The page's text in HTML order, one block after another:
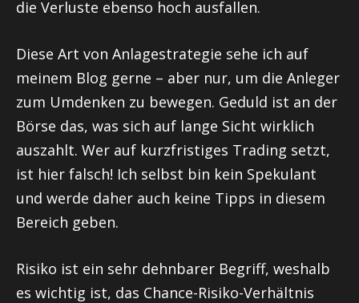
die Verluste ebenso hoch ausfallen.
Diese Art von Anlagestrategie sehe ich auf
meinem Blog gerne – aber nur, um die Anleger
zum Umdenken zu bewegen. Geduld ist an der
Börse das, was sich auf lange Sicht wirklich
auszahlt. Wer auf kurzfristiges Trading setzt,
ist hier falsch! Ich selbst bin kein Spekulant
und werde daher auch keine Tipps in diesem
Bereich geben.
Risiko ist ein sehr dehnbarer Begriff, weshalb
es wichtig ist, das Chance-Risiko-Verhältnis